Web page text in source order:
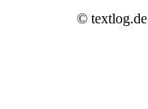
© textlog.de